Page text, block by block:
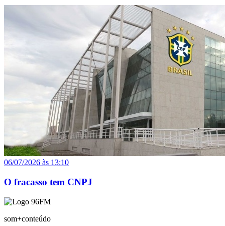
06/07/2026 às 13:10
O fracasso tem CNPJ
som+conteúdo